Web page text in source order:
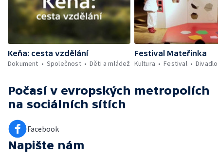
Keňa: cesta vzdělání
Dokument
Společnost Děti a mládež
Festival Mateřinka
Kultura
Festival Divadlo
Počasí v evropských metropolích
na sociálních sítích
Facebook
Napište nám